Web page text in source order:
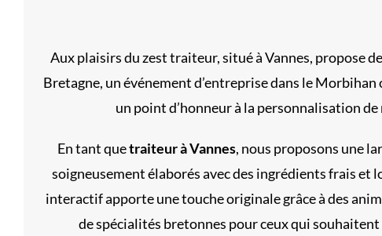
Aux plaisirs du zest traiteur, situé à Vannes, propose
Bretagne, un événement d’entreprise dans le
un point d’honneur à la personnalisation
En tant quetraiteur à Vannes, nous proposons une
soigneusement élaborés avec des ingrédients frais
interactif apporte une touche originale grâce à des
de spécialités bretonnes pour ceux qui